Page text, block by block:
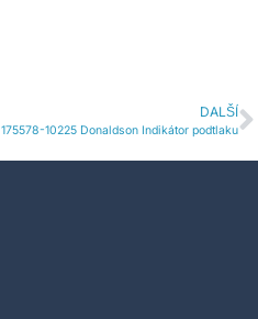
DALŠÍ
175578-10225 Donaldson Indikátor podtlaku